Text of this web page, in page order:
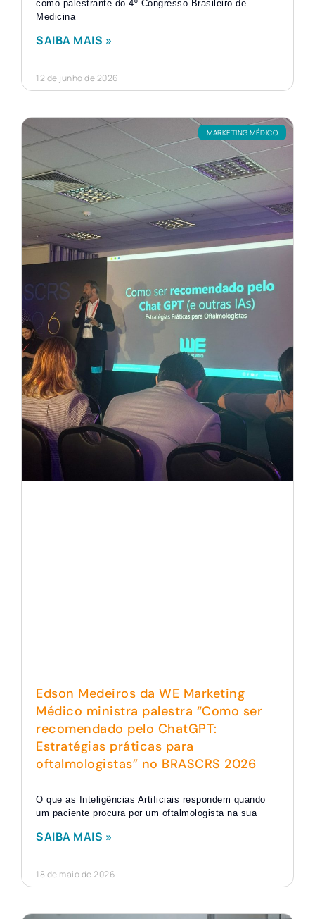
como palestrante do 4º Congresso Brasileiro de
Medicina
SAIBA MAIS »
12 de junho de 2026
MARKETING MÉDICO
Edson Medeiros da WE Marketing
Médico ministra palestra “Como ser
recomendado pelo ChatGPT:
Estratégias práticas para
oftalmologistas” no BRASCRS 2026
O que as Inteligências Artificiais respondem quando
um paciente procura por um oftalmologista na sua
SAIBA MAIS »
18 de maio de 2026